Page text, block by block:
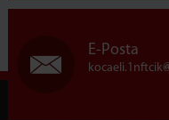
E-Posta
kocaeli.1nftcik